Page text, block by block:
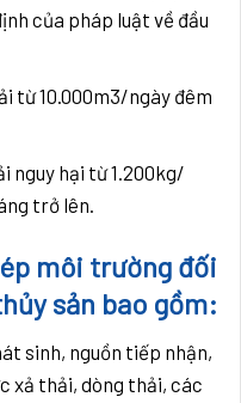
của pháp luật về đầu
từ 10.000m3/ngày đêm
nguy hại từ 1.200kg/
trở lên.
môi trường đối
sản bao gồm:
sinh, nguồn tiếp nhận,
xả thải, dòng thải, các